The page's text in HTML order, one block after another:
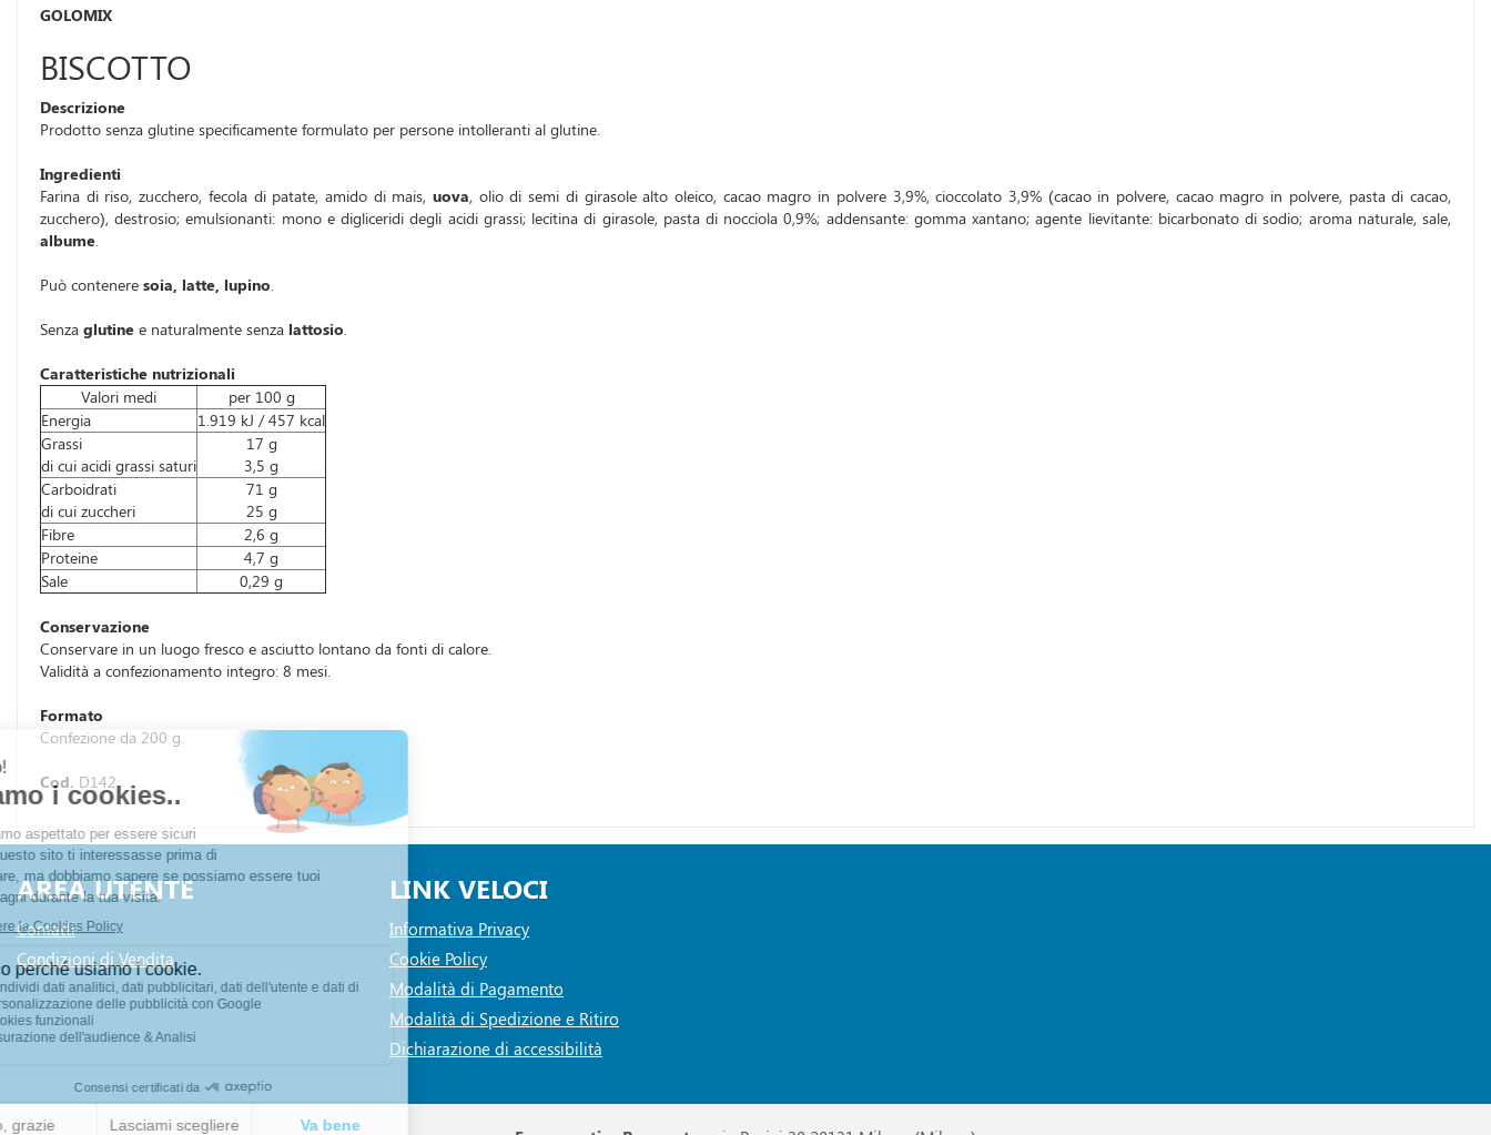
GOLOMIX
BISCOTTO
Descrizione
Prodotto senza glutine specificamente formulato per persone intolleranti al glutine.
Ingredienti
Farina di riso, zucchero, fecola di patate, amido di mais,uova, olio di semi di girasole alto oleico, cacao magro in polvere 3,9%, cioccolato 3,9% (cacao in polvere, cacao magro in polvere, pasta di cacao,
zucchero), destrosio; emulsionanti: mono e digliceridi degli acidi grassi; lecitina di girasole, pasta di nocciola 0,9%; addensante: gomma xantano; agente lievitante: bicarbonato di sodio; aroma naturale, sale,
albume
Può contenere soia, latte, lupino
Senza glutine e naturalmente senza lattosio
Caratteristiche nutrizionali
Valori medi
per 100 g
Energia
1.919 kJ / 457 kcal
Grassi
di cui acidi grassi saturi
17 g
3,5 g
Carboidrati
di cui zuccheri
71 g
25 g
Fibre
2,6 g
Proteine
4,7 g
Sale
0,29 g
Conservazione
Conservare in un luogo fresco e asciutto lontano da fonti di calore.
Validità a confezionamento integro: 8 mesi.
Formato
Confezione da 200 g.
Cod. D142
AREA UTENTE
Contatti
Condizioni di Vendita
LINK VELOCI
Informativa Privacy
Cookie Policy
Modalità di Pagamento
Modalità di Spedizione e Ritiro
Dichiarazione di accessibilità